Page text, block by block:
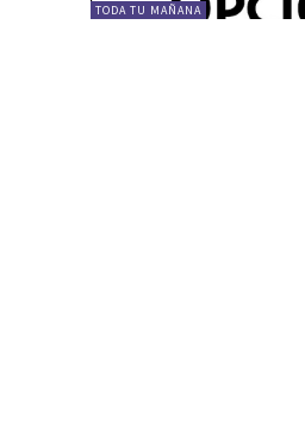
TODA TU MAÑANA